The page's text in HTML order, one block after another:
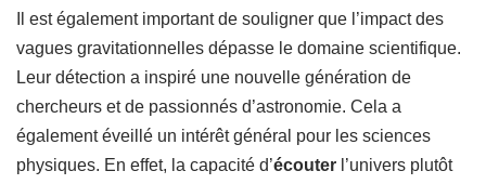
Il est également important de souligner que l’impact des
vagues gravitationnelles dépasse le domaine scientifique.
Leur détection a inspiré une nouvelle génération de
chercheurs et de passionnés d’astronomie. Cela a
également éveillé un intérêt général pour les sciences
physiques. En effet, la capacité d’écouter l’univers plutôt